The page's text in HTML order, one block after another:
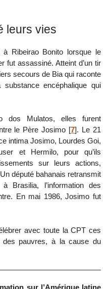
leurs vies
Ribeirao Bonito lorsque le
fut assassiné. Atteint d’un tir
secours de Bia qui raconte
encéphalique qui
dos Mulatos, elles furent
le Père Josimo [7]. Le 21
intima Josimo, Lourdes Goi,
et Hermilo, pour qu’ils
sur leurs actions,
député bahanais retransmit
Brasilia, l’information des
En mai 1986, Josimo fut
avec toute la CPT ces
pauvres, à la cause du
sur l’Amérique latine